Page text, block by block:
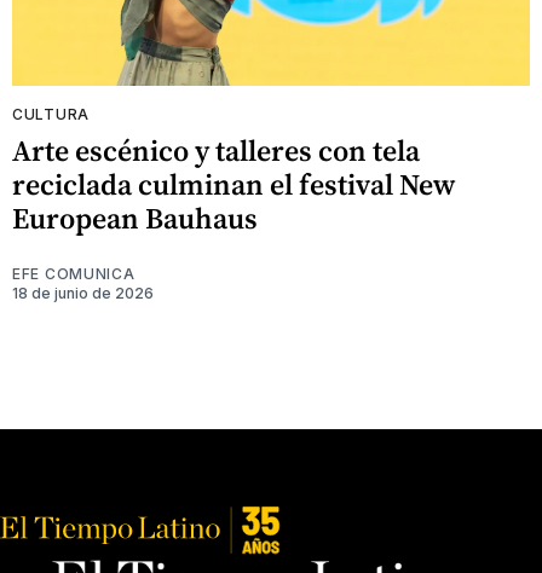
CULTURA
Arte escénico y talleres con tela
reciclada culminan el festival New
European Bauhaus
EFE COMUNICA
18 de junio de 2026